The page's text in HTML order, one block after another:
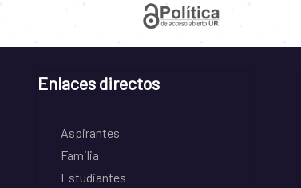
Enlaces directos
Aspirantes
Familia
Estudiantes